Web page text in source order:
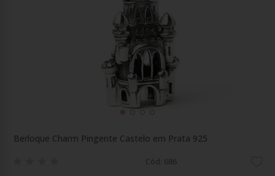
Berloque Charm Pingente Castelo em Prata 925
Cód: 686